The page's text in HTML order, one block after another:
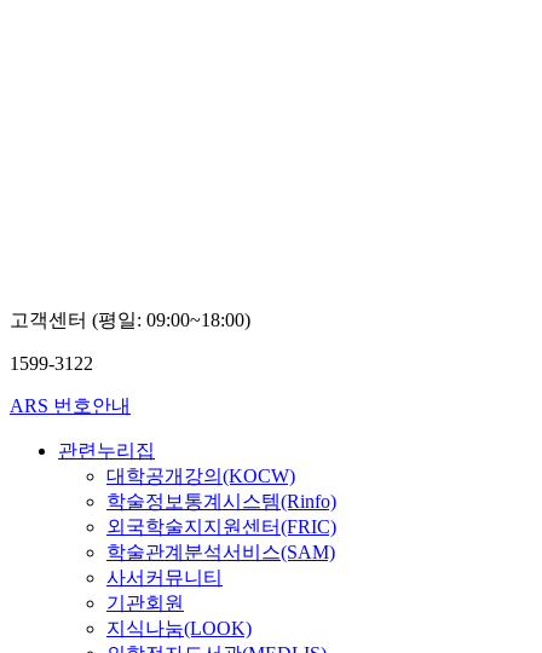
고객센터 (평일: 09:00~18:00)
1599-3122
ARS 번호안내
관련누리집
대학공개강의(KOCW)
학술정보통계시스템(Rinfo)
외국학술지지원센터(FRIC)
학술관계분석서비스(SAM)
사서커뮤니티
기관회원
지식나눔(LOOK)